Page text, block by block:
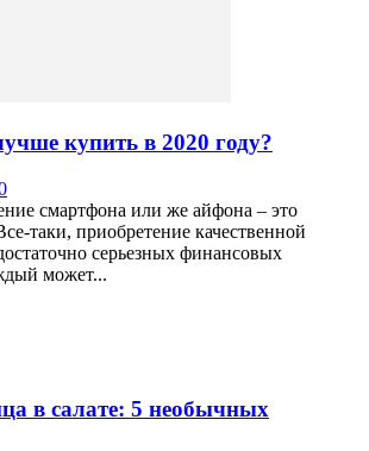
купить в 2020 году?
смартфона или же айфона – это
таки, приобретение качественной
серьезных финансовых
может...
в салате: 5 необычных